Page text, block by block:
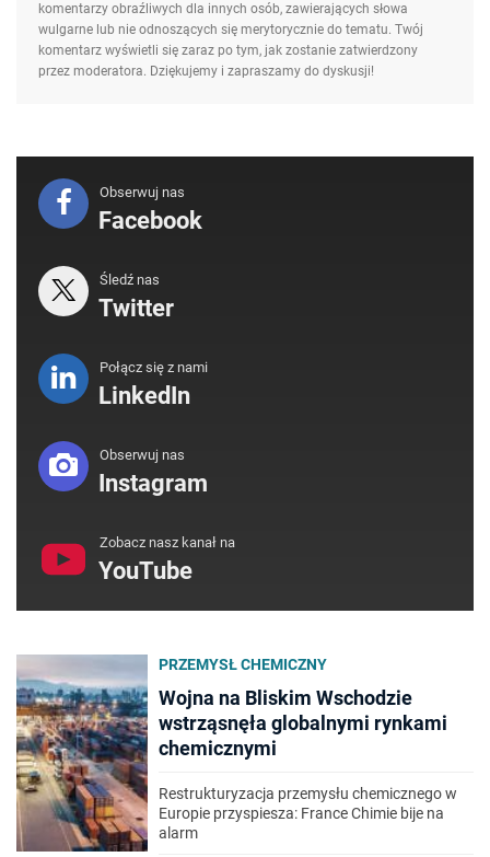
komentarzy obraźliwych dla innych osób, zawierających słowa
wulgarne lub nie odnoszących się merytorycznie do tematu. Twój
komentarz wyświetli się zaraz po tym, jak zostanie zatwierdzony
przez moderatora. Dziękujemy i zapraszamy do dyskusji!
Obserwuj nas
Facebook
Śledź nas
Twitter
Połącz się z nami
LinkedIn
Obserwuj nas
Instagram
Zobacz nasz kanał na
YouTube
PRZEMYSŁ CHEMICZNY
Wojna na Bliskim Wschodzie
wstrząsnęła globalnymi rynkami
chemicznymi
Restrukturyzacja przemysłu chemicznego w
Europie przyspiesza: France Chimie bije na
alarm